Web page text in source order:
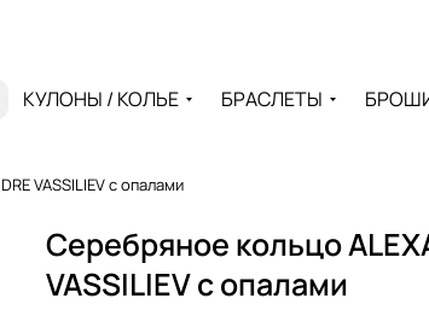
КУЛОНЫ / КОЛЬЕ БРАСЛЕТЫ
VASSILIEV с опалами
Серебряное кольцо
VASSILIEV с опалами